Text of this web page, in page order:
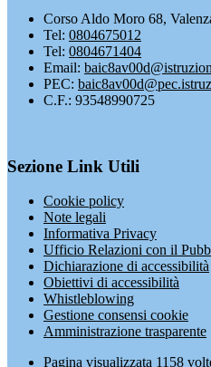
Corso Aldo Moro 68,
Tel: 0804675012
Tel: 0804671404
Email:
PEC:
C.F.: 93548990725
Sezione Link Utili
Cookie policy
Note legali
Informativa Privacy
Ufficio Relazioni con il
Dichiarazione di accessibilità
Obiettivi di accessibilità
Whistleblowing
Gestione consensi cookie
Amministrazione trasparente
Pagina visualizzata 1158